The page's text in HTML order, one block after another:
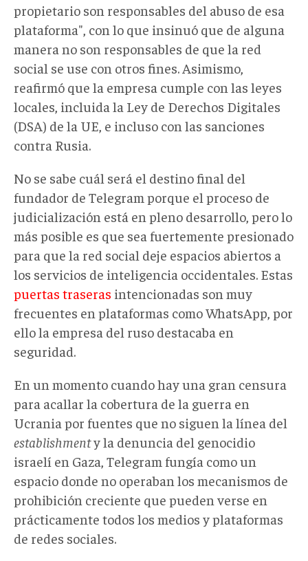
propietario son responsables del abuso de esa
plataforma", con lo que insinuó que de alguna
manera no son responsables de que la red
social se use con otros fines. Asimismo,
reafirmó que la empresa cumple con las leyes
locales, incluida la Ley de Derechos Digitales
(DSA) de la UE, e incluso con las sanciones
contra Rusia.
No se sabe cuál será el destino final del
fundador de Telegram porque el proceso de
judicialización está en pleno desarrollo, pero lo
más posible es que sea fuertemente presionado
para que la red social deje espacios abiertos a
los servicios de inteligencia occidentales. Estas
puertas traseras intencionadas son muy
frecuentes en plataformas como WhatsApp, por
ello la empresa del ruso destacaba en
seguridad.
En un momento cuando hay una gran censura
para acallar la cobertura de la guerra en
Ucrania por fuentes que no siguen la línea del
establishmenty la denuncia del genocidio
israelí en Gaza, Telegram fungía como un
espacio donde no operaban los mecanismos de
prohibición creciente que pueden verse en
prácticamente todos los medios y plataformas
de redes sociales.